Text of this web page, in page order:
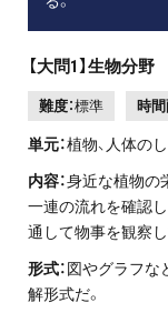
【大問1】生物分野
難度：標準 時間
単元：植物、人体の
内容：身近な植物の
一連の流れを確認
通して物事を観察
形式：図やグラフな
解形式だ。